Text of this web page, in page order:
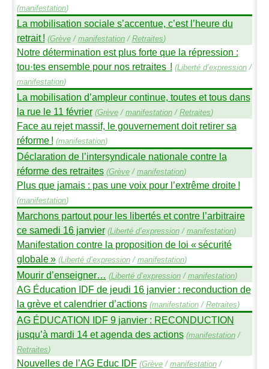
(manifestation)
La mobilisation sociale s’accentue, c’est l’heure du
retrait ! (Grève/ manifestation/ Retraites)
Notre détermination est plus forte que la répression :
tou·tes ensemble pour nos retraites ! (Liberté d’expression/
manifestation)
La mobilisation d’ampleur continue, toutes et tous dans
la rue le 11 février (Grève/ manifestation/ Retraites)
Face au rejet massif, le gouvernement doit retirer sa
réforme ! (manifestation)
Déclaration de l’intersyndicale nationale contre la
réforme des retraites (Grève/ manifestation)
Plus que jamais : pas une voix pour l’extrême droite !
(manifestation)
Marchons partout pour les libertés et contre l’arbitraire
ce samedi 16 janvier (Liberté d’expression/ manifestation)
Manifestation contre la proposition de loi «sécurité
globale» (Liberté d’expression/ manifestation)
Mourir d’enseigner… (Liberté d’expression/ manifestation)
AGÉducation IDFde jeudi 16 janvier : reconduction de
la grève et calendrier d’actions (manifestation/ Retraites)
AGÉDUCATION IDF9 janvier : RECONDUCTION
jusqu’à mardi 14 et agenda des actions (manifestation/
Retraites)
Nouvelles de l’AGEduc IDF (Grève/ manifestation/